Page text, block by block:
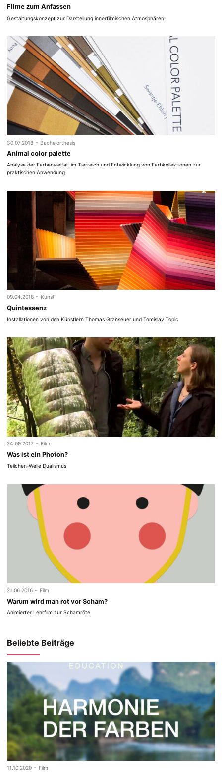
Filme zum Anfassen
Gestaltungskonzept zur Darstellung innerfilmischen Atmosphären
30.07.2018 - Bachelorthesis
Animal color palette
Analyse der Farbenvielfalt im Tierreich und Entwicklung von Farbkollektionen zur
praktischen Anwendung
09.04.2018 - Kunst
Quintessenz
Installationen von den Künstlern Thomas Granseuer und Tomislav Topic
24.09.2017 - Film
Was ist ein Photon?
Teilchen-Welle Dualismus
21.06.2016 - Film
Warum wird man rot vor Scham?
Animierter Lehrfilm zur Schamröte
Beliebte Beiträge
11.10.2020 - Film